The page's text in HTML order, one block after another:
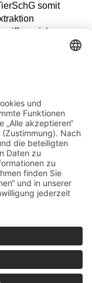
somit
an sich
und